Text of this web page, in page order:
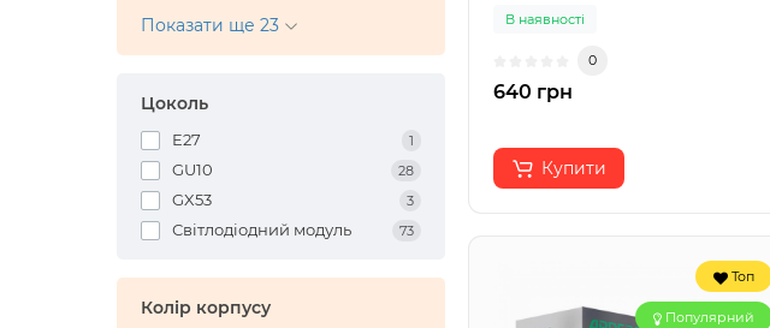
Показати ще 23
Цоколь
E27 1
GU10 28
GX53 3
Світлодіодний модуль 73
Колір корпусу
В наявності
0
640 грн
Купити
Топ
Популярний